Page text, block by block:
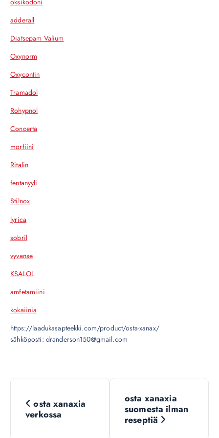
adderall
Diatsepam Valium
Oxynorm
Oxycontin
Tramadol
Rohypnol
Concerta
morfiini
Ritalin
fentanyyli
Stilnox
lyrica
sobril
vyvanse
KSALOL
amfetamiini
kokaiinia
https://laadukasapteekki.com/product/osta-xanax/
sähköposti: dranderson150@gmail.com
N
osta xanaxia
verkossa
osta xanaxia
suomesta ilman
reseptiä